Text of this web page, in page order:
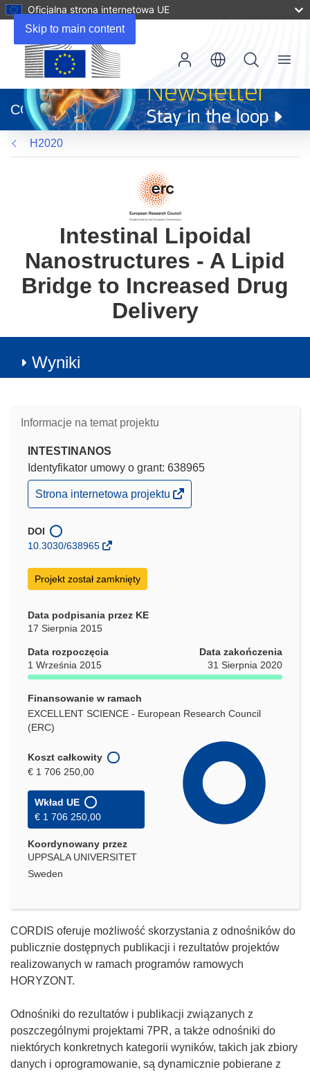
Skip to main content
Oficjalna strona internetowa UE
otworzy
się
w
nowym
oknie)
CORDIS
Menu
H2020
Intestinal Lipoidal
Nanostructures - A Lipid
Bridge to Increased Drug
Delivery
Wyniki
Informacje na temat projektu
INTESTINANOS
Identyfikator umowy o grant: 638965
(odnośnik
otworzy
w
nowym
Strona internetowa projektu
DOI
10.3030/638965
Projekt został zamknięty
Data podpisania przez KE
17 Sierpnia 2015
Data rozpoczęcia
1 Września 2015
Data zakończenia
31 Sierpnia 2020
Finansowanie w ramach
EXCELLENT SCIENCE - European Research Council
(ERC)
Koszt całkowity
€ 1 706 250,00
Wkład UE
€ 1 706 250,00
Koordynowany przez
UPPSALA UNIVERSITET
Sweden
CORDIS oferuje możliwość skorzystania z odnośników do
publicznie dostępnych publikacji i rezultatów projektów
realizowanych w ramach programów ramowych
HORYZONT.
Odnośniki do rezultatów i publikacji związanych z
poszczególnymi projektami 7PR, a także odnośniki do
niektórych konkretnych kategorii wyników, takich jak zbiory
danych i oprogramowanie, są dynamicznie pobierane z